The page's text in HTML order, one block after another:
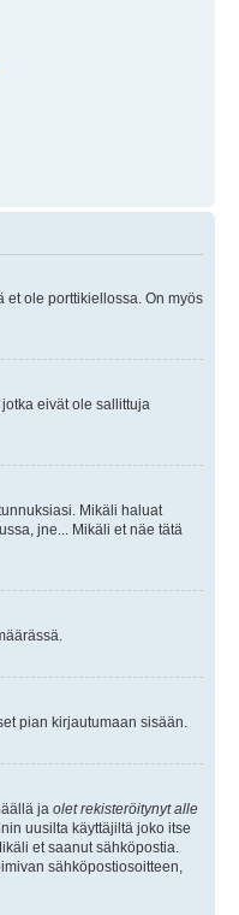
et ole porttikiellossa. On myös
eivät ole sallittuja
Mikäli haluat
jne... Mikäli et näe tätä
pian kirjautumaan sisään.
ja olet rekisteröitynyt alle
uusilta käyttäjiltä joko itse
et saanut sähköpostia.
sähköpostiosoitteen,